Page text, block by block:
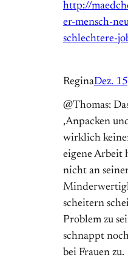
http://
er-mensch-
schlechtere-
ReginaDez.
@Thomas:
‚Anpacken
wirklich
eigene Arbeit
nicht an
scheitern
Problem zu
schnappt
bei Frauen zu.